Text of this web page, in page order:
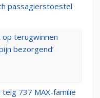
passagierstoestel
op terugwinnen
bezorgend’
737 MAX-familie